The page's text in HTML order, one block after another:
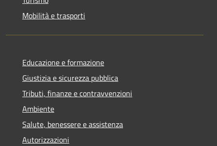
Mobilità e trasporti
Educazione e formazione
Giustizia e sicurezza pubblica
Tributi, finanze e contravvenzioni
Ambiente
Salute, benessere e assistenza
Autorizzazioni